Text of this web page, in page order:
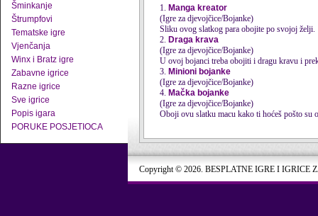
Šminkanje
Štrumpfovi
Tematske igre
Vjenčanja
Winx i Bratz igre
Zabavne igrice
Razne igrice
Sve igrice
Popis igara
PORUKE POSJETIOCA
1. Manga kreator
(Igre za djevojčice/Bojanke)
Sliku ovog slatkog para obojite po svojoj želji.
2. Draga krava
(Igre za djevojčice/Bojanke)
U ovoj bojanci treba obojiti i dragu kravu i
3. Minioni bojanke
(Igre za djevojčice/Bojanke)
4. Mačka bojanke
(Igre za djevojčice/Bojanke)
Oboji ovu slatku macu kako ti hoćeš pošto su
Copyright © 2026. BESPLATNE IGRE I IGRICE